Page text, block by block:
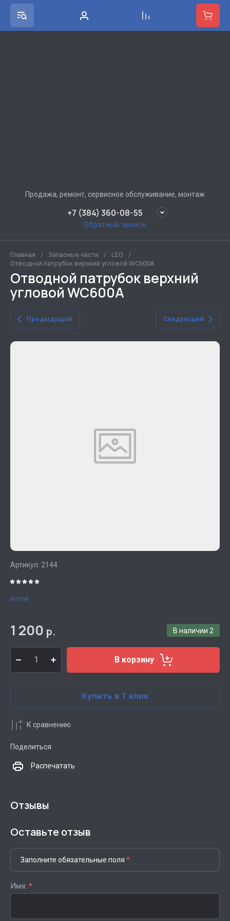
Продажа, ремонт, сервисное обслуживание, монтаж
+7 (384) 360-08-55
Обратный звонок
Главная / Запасные части / LEO
/
Отводной патрубок верхний угловой WC600A
Отводной патрубок верхний
угловой WC600A
Предыдущий Следующий
Артикул: 2144
Китай
В наличии 2
1 200 р.
В корзину
Купить в 1 клик
К сравнению
Поделиться
Распечатать
Отзывы
Оставьте отзыв
Заполните обязательные поля *
Имя: *